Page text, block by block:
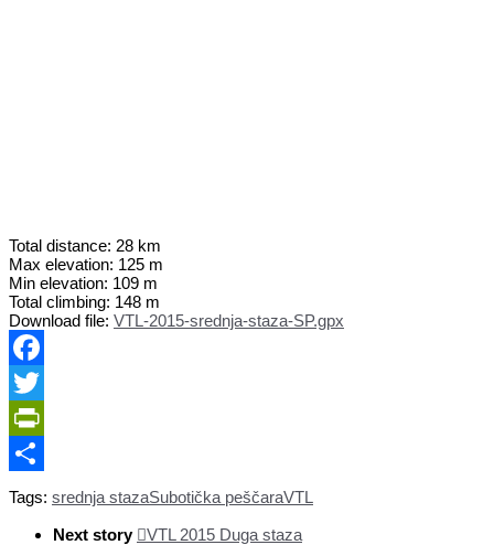
Total distance: 28 km
Max elevation: 125 m
Min elevation: 109 m
Total climbing: 148 m
Download file: VTL-2015-srednja-staza-SP.gpx
Facebook
Twitter
PrintFriendly
Share
Tags: srednja stazaSubotička peščaraVTL
Next story
VTL 2015 Duga staza